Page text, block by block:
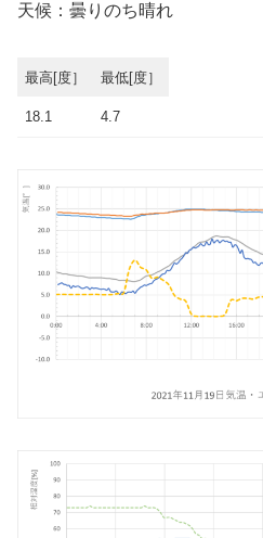
天候：曇りのち晴れ
最高[度］ 最低[度］
18.1 4.7